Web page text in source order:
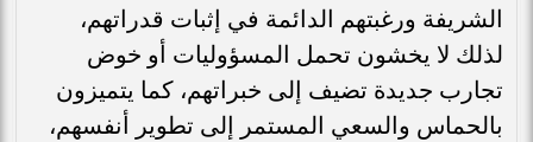
الشريفة ورغبتهم الدائمة في إثبات قدراتهم،
لذلك لا يخشون تحمل المسؤوليات أو خوض
تجارب جديدة تضيف إلى خبراتهم، كما يتميزون
بالحماس والسعي المستمر إلى تطوير أنفسهم،